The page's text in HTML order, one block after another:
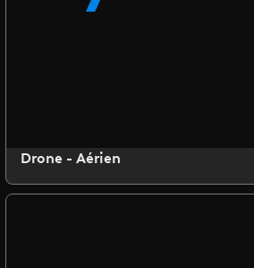
Drone - Aérien